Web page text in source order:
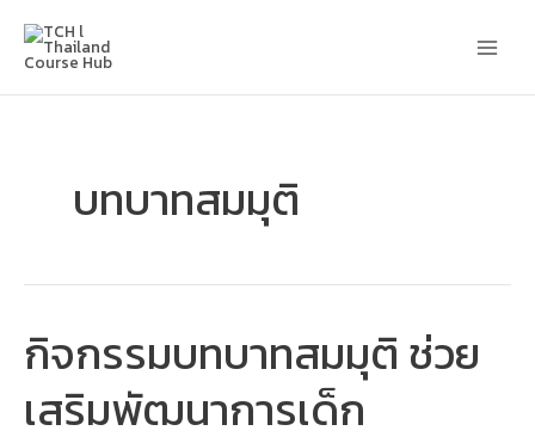
content
บทบาทสมมุติ
กิจกรรมบทบาทสมมุติ ช่วย
เสริมพัฒนาการเด็ก
กิจกรรม
บทบาท
สมมุติ
เสริม